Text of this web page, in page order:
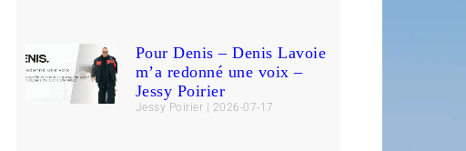
Pour Denis – Denis Lavoie
m’a redonné une voix –
Jessy Poirier
Jessy Poirier 2026-07-17